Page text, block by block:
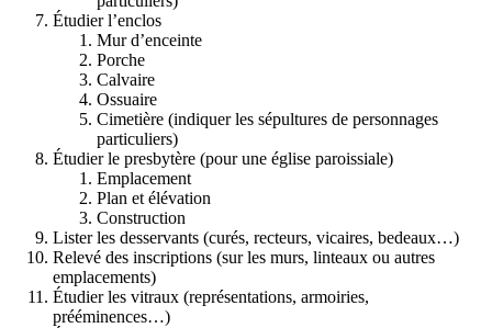
Étudier l’enclos
Mur d’enceinte
Porche
Calvaire
Ossuaire
Cimetière (indiquer les sépultures de personnages
particuliers)
Étudier le presbytère (pour une église paroissiale)
Emplacement
Plan et élévation
Construction
Lister les desservants (curés, recteurs, vicaires, bedeaux…)
Relevé des inscriptions (sur les murs, linteaux ou autres
emplacements)
Étudier les vitraux (représentations, armoiries,
prééminences…)